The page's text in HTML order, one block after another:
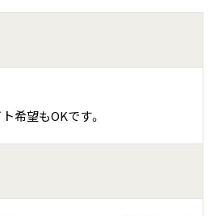
ィーゼルエンジン・水上バイク等の機
補助。
？
希望もOKです。